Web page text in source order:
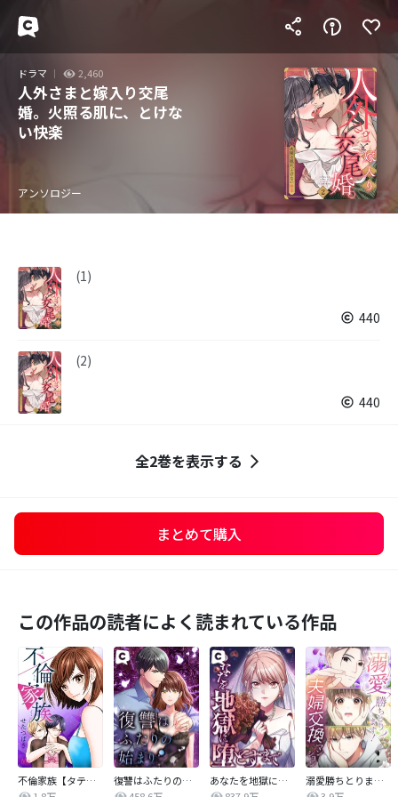
ドラマ 2,460
人外さまと嫁入り交尾
婚。火照る肌に、とけな
い快楽
アンソロジー
(1)
440
(2)
440
全2巻を表示する
まとめて購入
この作品の読者によく読まれている作品
不倫家族【タテヨミ】
復讐はふたりの始まり
あなたを地獄に堕とすまで
溺愛勝ちとります！～夫婦交換マンション～